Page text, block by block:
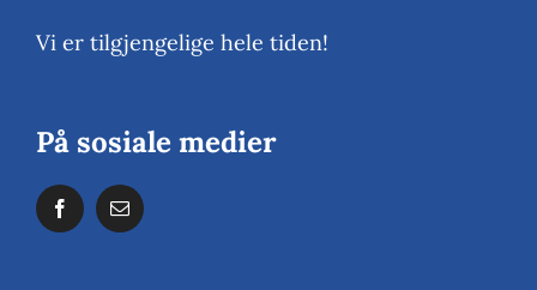
Vi er tilgjengelige hele tiden!
På sosiale medier